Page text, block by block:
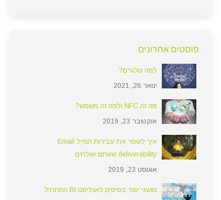
פוסטים אחרונים
למה טלגרם?
ינואר 26, 2021
מה זה NFC ולמה זה משמש?
אוקטובר 23, 2019
איך לשפר את עבירות המייל Email
deliverability שאתם שולחים
אוגוסט 23, 2019
מושגי יסוד בסיסים לאנליסט BI המתחיל